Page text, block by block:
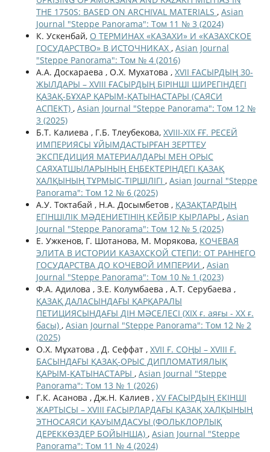
THE 1750S: BASED ON ARCHIVAL MATERIALS , Asian
Journal "Steppe Panorama": Том 11 № 3 (2024)
К. Ускенбай, О ТЕРМИНАХ «КАЗАХИ» И «КАЗАХСКОЕ
ГОСУДАРСТВО» В ИСТОЧНИКАХ , Asian Journal
"Steppe Panorama": Том № 4 (2016)
А.А. Доскараева , О.Х. Мухатова , XVII ҒАСЫРДЫҢ 30-
ЖЫЛДАРЫ – XVIIІ ҒАСЫРДЫҢ БІРІНШІ ШИРЕГІНДЕГІ
ҚАЗАҚ-БҰХАР ҚАРЫМ-ҚАТЫНАСТАРЫ (САЯСИ
АСПЕКТ) , Asian Journal "Steppe Panorama": Том 12 №
3 (2025)
Б.Т. Калиева , Г.Б. Тлеубекова, ХVІІІ-ХІХ ҒҒ. РЕСЕЙ
ИМПЕРИЯСЫ ҰЙЫМДАСТЫРҒАН ЗЕРТТЕУ
ЭКСПЕДИЦИЯ МАТЕРИАЛДАРЫ МЕН ОРЫС
САЯХАТШЫЛАРЫНЫҢ ЕҢБЕКТЕРІНДЕГІ ҚАЗАҚ
ХАЛҚЫНЫҢ ТҰРМЫС-ТІРШІЛІГІ , Asian Journal "Steppe
Panorama": Том 12 № 6 (2025)
А.У. Токтабай , Н.А. Досымбетов , ҚАЗАҚТАРДЫҢ
ЕГІНШІЛІК МӘДЕНИЕТІНІҢ КЕЙБІР ҚЫРЛАРЫ , Asian
Journal "Steppe Panorama": Том 12 № 5 (2025)
Е. Ужкенов, Г. Шотанова, М. Морякова, КОЧЕВАЯ
ЭЛИТА В ИСТОРИИ КАЗАХСКОЙ СТЕПИ: ОТ РАННЕГО
ГОСУДАРСТВА ДО КОЧЕВОЙ ИМПЕРИИ , Asian
Journal "Steppe Panorama": Том 10 № 1 (2023)
Ф.А. Адилова , З.Е. Колумбаева , А.Т. Серубаева ,
ҚАЗАҚ ДАЛАСЫНДАҒЫ ҚАРҚАРАЛЫ
ПЕТИЦИЯСЫНДАҒЫ ДІН МӘСЕЛЕСІ (ХІХ ғ. аяғы - ХХ ғ.
басы) , Asian Journal "Steppe Panorama": Том 12 № 2
(2025)
О.Х. Мұхатова , Д. Сеффат , XVII Ғ. СОҢЫ – XVIII Ғ.
БАСЫНДАҒЫ ҚАЗАҚ-ОРЫС ДИПЛОМАТИЯЛЫҚ
ҚАРЫМ-ҚАТЫНАСТАРЫ , Asian Journal "Steppe
Panorama": Том 13 № 1 (2026)
Г.К. Асанова , Дж.Н. Калиев , XV ҒАСЫРДЫҢ ЕКІНШІ
ЖАРТЫСЫ – XVIII ҒАСЫРЛАРДАҒЫ ҚАЗАҚ ХАЛҚЫНЫҢ
ЭТНОСАЯСИ ҚАУЫМДАСУЫ (ФОЛЬКЛОРЛЫҚ
ДЕРЕККӨЗДЕР БОЙЫНША) , Asian Journal "Steppe
Panorama": Том 11 № 4 (2024)